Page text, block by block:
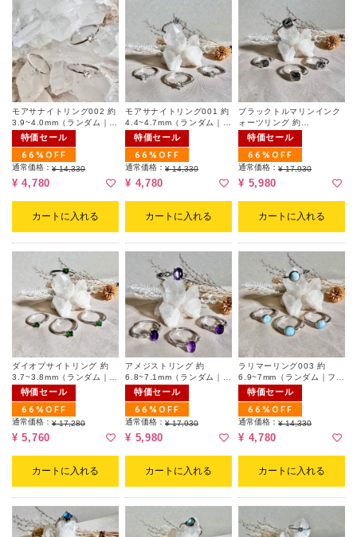
モアサナイトリング002 約
3.9~4.0mm（ランダム｜フ
リーサイズ）
特価セール
66%OFF
通常価格： ¥ 14,330
¥ 4,780
カートに入れる
モアサナイトリング001 約
4.4~4.7mm（ランダム｜フ
リーサイズ）
特価セール
66%OFF
通常価格：¥ 14,330
¥ 4,780
カートに入れる
ブラックトルマリンインク
ォーツリング 約
8.1~8.2mm(ランダム|フリ
ーサイズ)
特価セール
66%OFF
通常価格：¥ 17,930
¥ 5,980
カートに入れる
ダイオプサイトリング 約
3.7~3.8mm（ランダム｜フ
リーサイズ）
特価セール
66%OFF
通常価格： ¥ 17,280
¥ 5,760
カートに入れる
アメジストリング 約
6.8~7.1mm（ランダム｜フ
リーサイズ）
特価セール
66%OFF
通常価格：¥ 17,930
¥ 5,980
カートに入れる
ラリマーリング003 約
6.9~7mm（ランダム｜フリ
ーサイズ）
特価セール
66%OFF
通常価格：¥ 14,330
¥ 4,780
カートに入れる